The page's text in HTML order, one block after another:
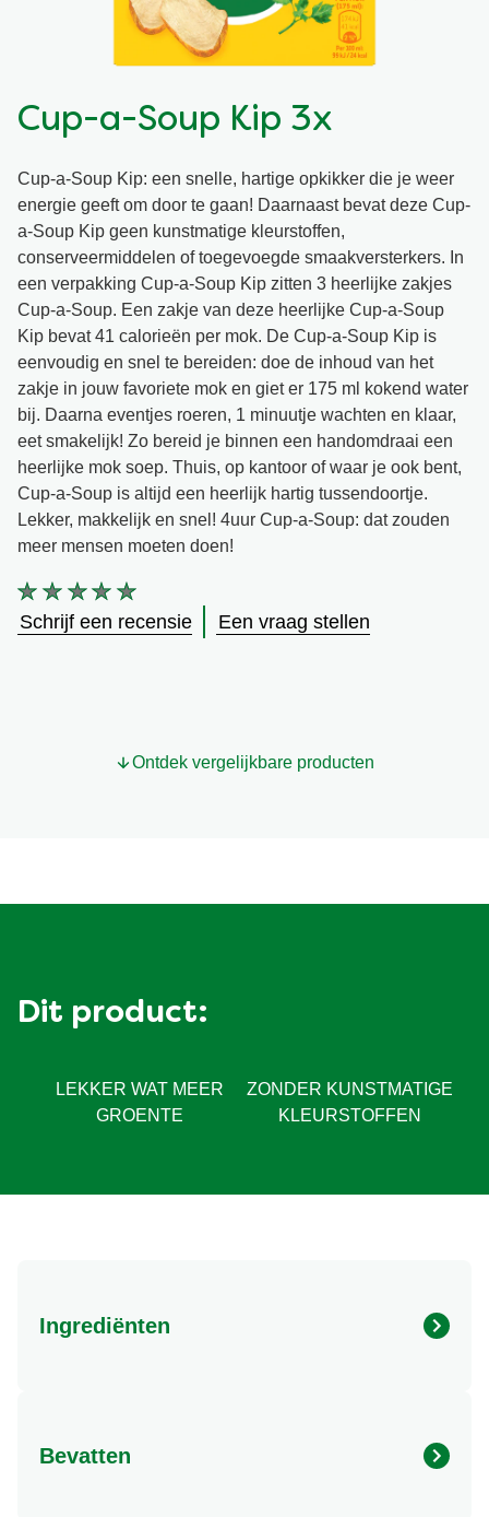
Snel en makkelijk
Vegetarisch
Wereldkeukens
Smaakmakers
Sauzen en Jus
Soepen
Kant-en-klaar
Good Snacks
Terugroepactie Basilicum Roomsaus
Cup-a-Soup Kip 3x
Cup-a-Soup Kip: een snelle, hartige opkikker die je weer
energie geeft om door te gaan! Daarnaast bevat deze Cup-
a-Soup Kip geen kunstmatige kleurstoffen,
conserveermiddelen of toegevoegde smaakversterkers. In
een verpakking Cup-a-Soup Kip zitten 3 heerlijke zakjes
Cup-a-Soup. Een zakje van deze heerlijke Cup-a-Soup
Kip bevat 41 calorieën per mok. De Cup-a-Soup Kip is
eenvoudig en snel te bereiden: doe de inhoud van het
zakje in jouw favoriete mok en giet er 175 ml kokend water
bij. Daarna eventjes roeren, 1 minuutje wachten en klaar,
eet smakelijk! Zo bereid je binnen een handomdraai een
heerlijke mok soep. Thuis, op kantoor of waar je ook bent,
Cup-a-Soup is altijd een heerlijk hartig tussendoortje.
Lekker, makkelijk en snel! 4uur Cup-a-Soup: dat zouden
meer mensen moeten doen!
Geen
ingediend
Schrijf een recensie Een vraag stellen
Ontdek vergelijkbare producten
Dit product:
LEKKER WAT MEER
GROENTE
ZONDER KUNSTMATIGE
KLEURSTOFFEN
Ingrediënten
(kippenvlees, palmolie, zout, antioxidanten (E304i,
Bevatten